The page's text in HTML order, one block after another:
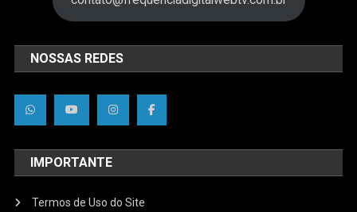
NOSSAS REDES
IMPORTANTE
Termos de Uso do Site